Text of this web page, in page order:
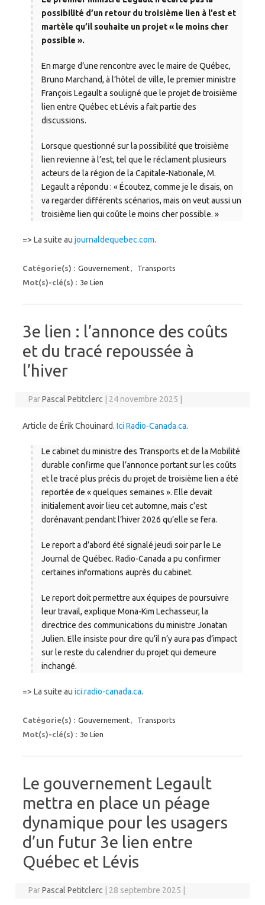
possibilité d’un retour du troisième lien à l’est et
martèle qu’il souhaite un projet « le moins cher
possible ».
En marge d’une rencontre avec le maire de Québec,
Bruno Marchand, à l’hôtel de ville, le premier ministre
François Legault a souligné que le projet de troisième
lien entre Québec et Lévis a fait partie des
discussions.
Lorsque questionné sur la possibilité que troisième
lien revienne à l’est, tel que le réclament plusieurs
acteurs de la région de la Capitale-Nationale, M.
Legault a répondu : « Écoutez, comme je le disais, on
va regarder différents scénarios, mais on veut aussi un
troisième lien qui coûte le moins cher possible. »
=> La suite au journaldequebec.com.
Catégorie(s) : Gouvernement,
Transports
Mot(s)-clé(s) : 3e Lien
3e lien : l’annonce des coûts
et du tracé repoussée à
l’hiver
ParPascal Petitclerc 24 novembre 2025
Article de Érik Chouinard. Ici Radio-Canada.ca.
Le cabinet du ministre des Transports et de la Mobilité
durable confirme que l’annonce portant sur les coûts
et le tracé plus précis du projet de troisième lien a été
reportée de « quelques semaines ». Elle devait
initialement avoir lieu cet automne, mais c’est
dorénavant pendant l’hiver 2026 qu’elle se fera.
Le report a d’abord été signalé jeudi soir par le Le
Journal de Québec. Radio-Canada a pu confirmer
certaines informations auprès du cabinet.
Le report doit permettre aux équipes de poursuivre
leur travail, explique Mona-Kim Lechasseur, la
directrice des communications du ministre Jonatan
Julien. Elle insiste pour dire qu’il n’y aura pas d’impact
sur le reste du calendrier du projet qui demeure
inchangé.
=> La suite au ici.radio-canada.ca.
Catégorie(s) : Gouvernement,
Transports
Mot(s)-clé(s) : 3e Lien
Le gouvernement Legault
mettra en place un péage
dynamique pour les usagers
d’un futur 3e lien entre
Québec et Lévis
ParPascal Petitclerc 28 septembre 2025